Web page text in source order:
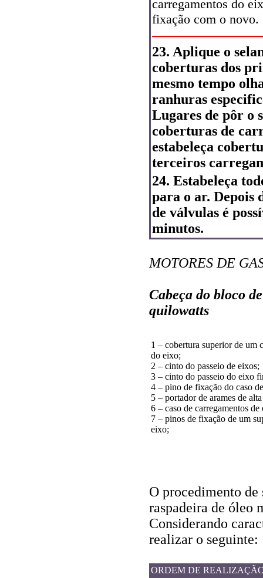
carregamentos do
fixação com o novo.
23. Aplique o
coberturas dos
mesmo tempo
ranhuras
Lugares de pôr o
coberturas de
estabeleça
terceiros
24. Estabeleça
para o ar. Depois
de válvulas é
minutos.
MOTORES DE
Cabeça do bloco
quilowatts
1 – cobertura superior de um
do eixo;
2 – cinto do passeio de eixos;
3 – cinto do passeio do eixo
4 – pino de fixação do caso
5 – portador de arames de
6 – caso de carregamentos de
7 – pinos de fixação de um
eixo;
O procedimento
raspadeira de óleo
Considerando
realizar o seguinte:
ORDEM DE